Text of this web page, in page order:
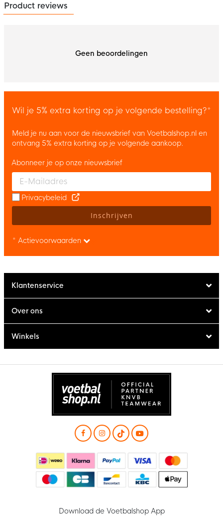
Product reviews
Geen beoordelingen
Wil je 5% extra korting op je volgende bestelling?*
Meld je nu aan voor de nieuwsbrief van Voetbalshop.nl en
ontvang 5% extra korting op je volgende aankoop.
Enter your email and accept the privacy policy to subscribe to
Abonneer je op onze nieuwsbrief
Privacybeleid
Inschrijven
* Actievoorwaarden
Klantenservice
Over ons
Winkels
Download de Voetbalshop App